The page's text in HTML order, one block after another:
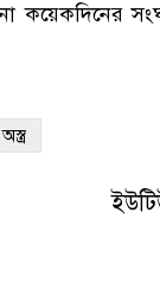
কয়েকদিনের